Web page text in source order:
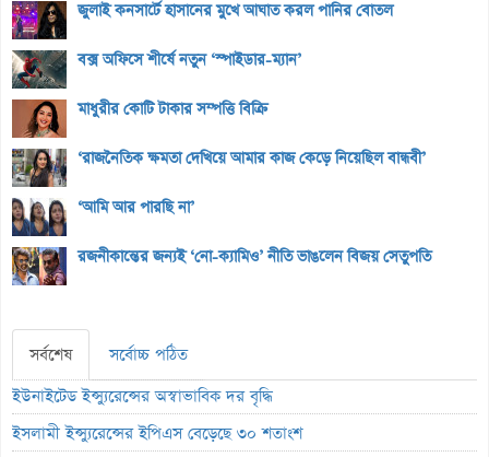
জুলাই কনসার্টে হাসানের মুখে আঘাত করল পানির বোতল
বক্স অফিসে শীর্ষে নতুন ‘স্পাইডার-ম্যান’
মাধুরীর কোটি টাকার সম্পত্তি বিক্রি
‘রাজনৈতিক ক্ষমতা দেখিয়ে আমার কাজ কেড়ে নিয়েছিল বান্ধবী’
‘আমি আর পারছি না’
রজনীকান্তের জন্যই ‘নো-ক্যামিও’ নীতি ভাঙলেন বিজয় সেতুপতি
সর্বশেষ
সর্বোচ্চ পঠিত
ইউনাইটেড ইন্স্যুরেন্সের অস্বাভাবিক দর বৃদ্ধি
ইসলামী ইন্স্যুরেন্সের ইপিএস বেড়েছে ৩০ শতাংশ